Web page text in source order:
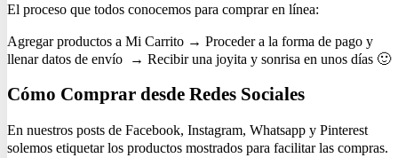
El proceso que todos conocemos para comprar en línea:
Agregar productos a Mi Carrito → Proceder a la forma de pago y
llenar datos de envío → Recibir una joyita y sonrisa en unos días 🙂
Cómo Comprar desde Redes Sociales
En nuestros posts de Facebook, Instagram, Whatsapp y Pinterest
solemos etiquetar los productos mostrados para facilitar las compras.